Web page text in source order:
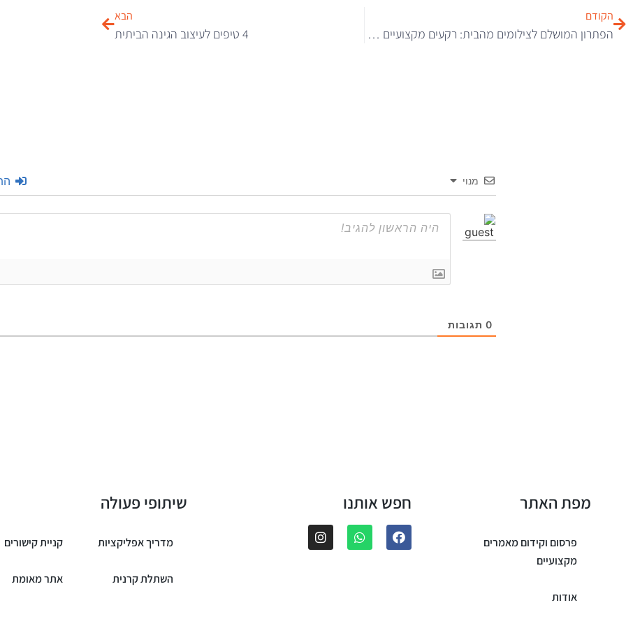
הקודם
הפתרון המושלם לצילומים מהבית: רקעים מקצועיים לכל מטרה
הבא
4 טיפים לעיצוב הגינה הביתית
מנוי
0 תגובות
מפת האתר
פרסום וקידום מאמרים
מקצועיים
אודות
חפש אותנו שיתופי פעולה
מדריך אפליקציות קניית קישורים
השתלת קרנית אתר מאומת